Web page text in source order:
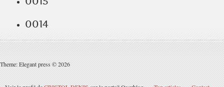
0014
Theme: Elegant press © 2026